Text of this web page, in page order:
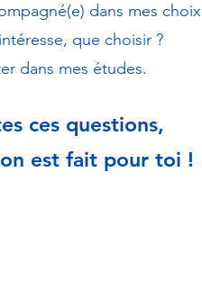
dans mes
que choisir ?
dans mes études.
ces questions,
est fait pour toi !